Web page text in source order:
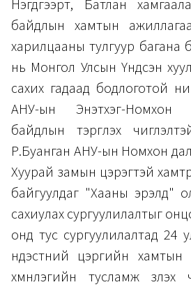
Нэгдүгээрт, Батлан
байдлын хамтын
харилцааны тулгуур багана
нь Монгол Улсын Үндсэн
сахих гадаад бодлоготой
АНУ-ын Энэтхэг-Номхон
байдлын тэргүүлэх
Р.Буанган АНУ-ын Номхон
Хуурай замын цэрэгтэй
байгуулдаг "Хааны эрэлд"
сахиулах сургуулилалтыг
онд тус сургуулилалтад 24
үндэстний цэргийн
хүмүүнлэгийн тусламж